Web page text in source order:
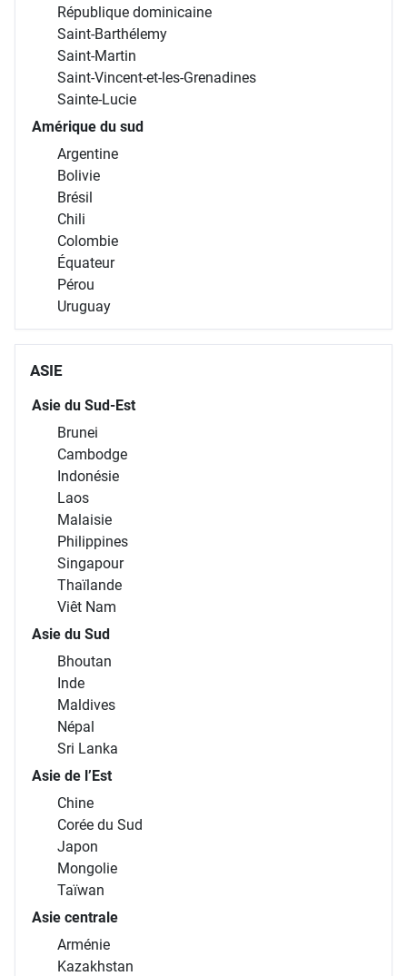
République dominicaine
Saint-Barthélemy
Saint-Martin
Saint-Vincent-et-les-Grenadines
Sainte-Lucie
Amérique du sud
Argentine
Bolivie
Brésil
Chili
Colombie
Équateur
Pérou
Uruguay
ASIE
Asie du Sud-Est
Brunei
Cambodge
Indonésie
Laos
Malaisie
Philippines
Singapour
Thaïlande
Viêt Nam
Asie du Sud
Bhoutan
Inde
Maldives
Népal
Sri Lanka
Asie de l’Est
Chine
Corée du Sud
Japon
Mongolie
Taïwan
Asie centrale
Arménie
Kazakhstan